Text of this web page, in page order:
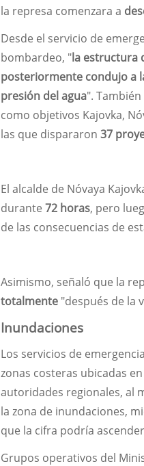
la represa comenzara a
Desde el servicio de
bombardeo, "la estructura
posteriormente condujo a
presión del agua".
como objetivos Kajovka,
las que dispararon37
El alcalde de Nóvaya
durante72 horas, pero
de las consecuencias de
Asimismo, señaló que la
totalmente "después de la
Inundaciones
Los servicios de
zonas costeras ubicadas
autoridades regionales, al
la zona de inundaciones,
que la cifra podría
Grupos operativos del